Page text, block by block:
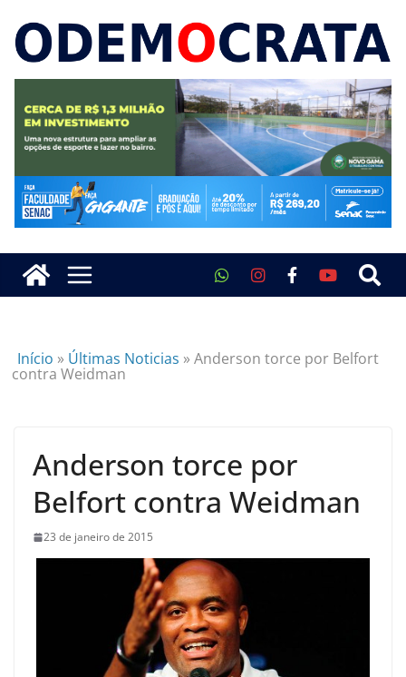
Início » Últimas Noticias »Anderson torce por Belfort
contra Weidman
Anderson torce por
Belfort contra Weidman
23 de janeiro de 2015